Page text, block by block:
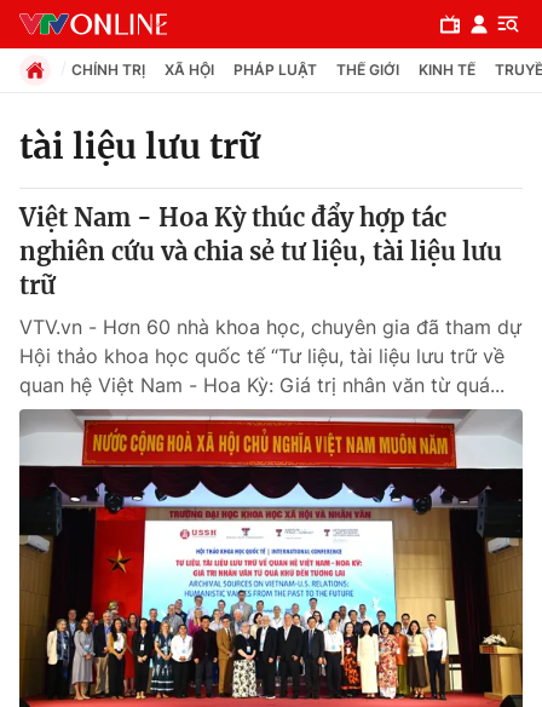
Chuyên mục
Chính trị
Pháp luật
Thế giới
Thế giới đó đây
Câu chuyện quốc tế
Kinh tế
Tài chính
Thị trường
Dữ liệu và đời sống
CHÍNH TRỊ XÃ HỘI PHÁP LUẬT THẾ GIỚI KINH TẾ
tài liệu lưu trữ
Việt Nam - Hoa Kỳ thúc đẩy hợp tác
nghiên cứu và chia sẻ tư liệu, tài liệu lưu
trữ
VTV.vn - Hơn 60 nhà khoa học, chuyên gia đã tham dự
Hội thảo khoa học quốc tế “Tư liệu, tài liệu lưu trữ về
quan hệ Việt Nam - Hoa Kỳ: Giá trị nhân văn từ quá...